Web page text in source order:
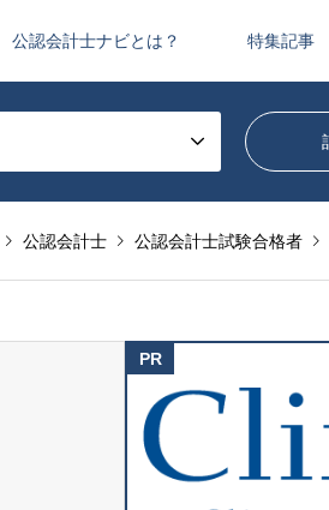
公認会計士ナビとは？ 特集記事
公認会計士 公認会計士試験合格者